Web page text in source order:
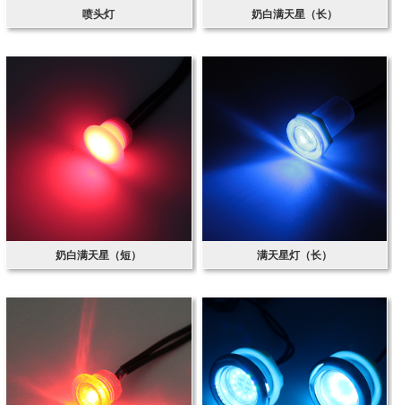
喷头灯 奶白满天星（长）
奶白满天星（短） 满天星灯（长）